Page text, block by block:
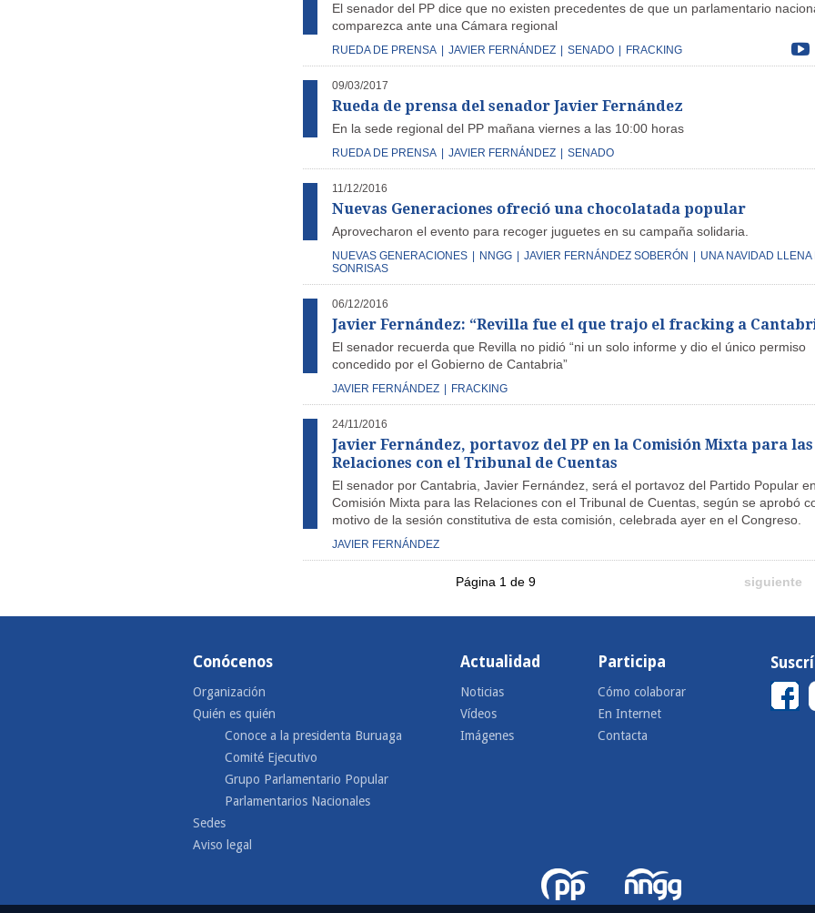
El senador del PP dice que no existen precedentes de que un parlamentario
comparezca ante una Cámara regional
RUEDA DE PRENSA JAVIER FERNÁNDEZ SENADO FRACKING
09/03/2017
Rueda de prensa del senador Javier Fernández
En la sede regional del PP mañana viernes a las 10:00 horas
RUEDA DE PRENSA JAVIER FERNÁNDEZ SENADO
11/12/2016
Nuevas Generaciones ofreció una chocolatada popular
Aprovecharon el evento para recoger juguetes en su campaña solidaria.
NUEVAS GENERACIONES NNGG JAVIER FERNÁNDEZ SOBERÓN
UNA NAVIDAD LLENA
SONRISAS
06/12/2016
Javier Fernández: “Revilla fue el que trajo el fracking a
El senador recuerda que Revilla no pidió “ni un solo informe y dio el único permiso
concedido por el Gobierno de Cantabria”
JAVIER FERNÁNDEZ FRACKING
24/11/2016
Javier Fernández, portavoz del PP en la Comisión Mixta para las
Relaciones con el Tribunal de Cuentas
El senador por Cantabria, Javier Fernández, será el portavoz del Partido Popular
Comisión Mixta para las Relaciones con el Tribunal de Cuentas, según se aprobó
motivo de la sesión constitutiva de esta comisión, celebrada ayer en el Congreso.
JAVIER FERNÁNDEZ
Página 1 de 9 siguiente
Conócenos
Organización
Quién es quién
Conoce a la presidenta Buruaga
Comité Ejecutivo
Grupo Parlamentario Popular
Parlamentarios Nacionales
Sedes
Aviso legal
Actualidad
Noticias
Vídeos
Imágenes
Participa
Cómo colaborar
En Internet
Contacta